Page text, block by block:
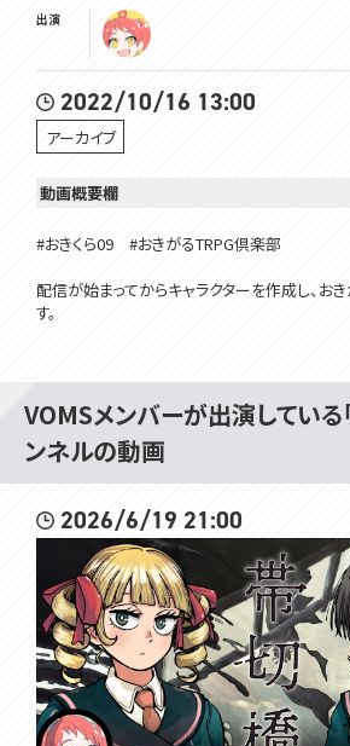
出演
2022/10/16 13:00
アーカイブ
動画概要欄
#おきくら09 #おきがるTRPG倶楽部
配信が始まってからキャラクターを作成し、お
す。
大浦るかこ https://twitter.com/
KP：ディズム
配信画面：da-ya
す。特典については、リンク先をご覧ください。
https://www.youtube.com/DizmKDC/join
VOMSメンバーが出演している
ンネルの動画
2026/6/19 21:00